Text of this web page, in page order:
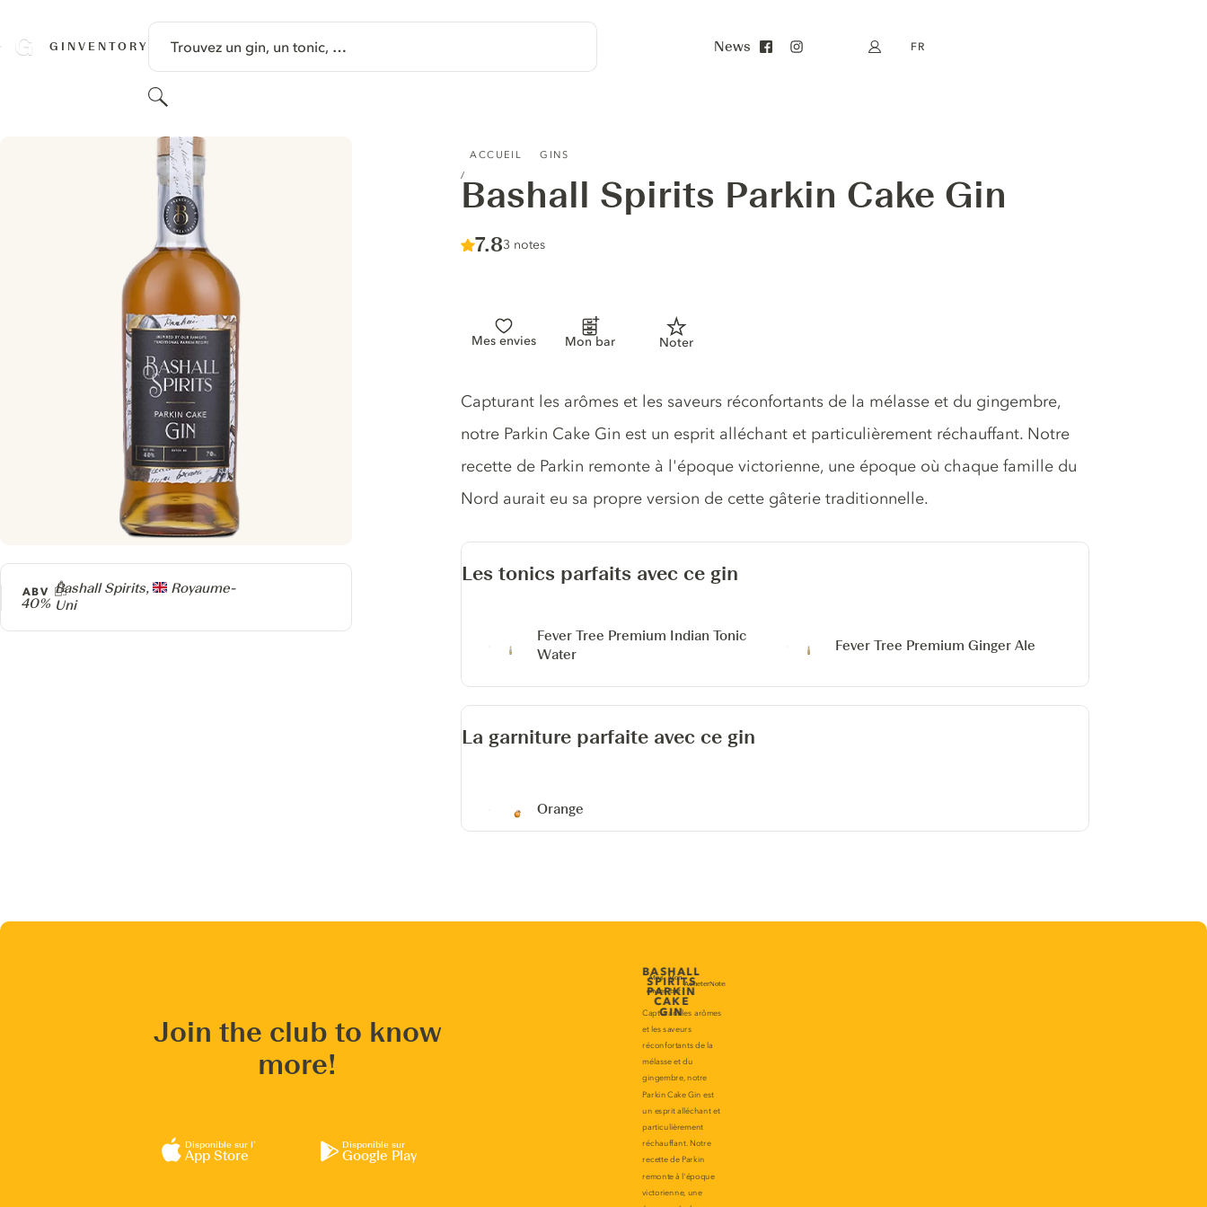
GINVENTORY Trouvez un gin, un tonic, …
Rechercher
News Mon compte
FR
ACCUEIL GINS
Bashall Spirits Parkin Cake Gin
Score :
7.8/ 10
3 notes
Mes envies Mon bar Noter
Producteur
Bashall Spirits,
Royaume-
Uni
ABV
40%
Description du gin
Capturant les arômes et les saveurs réconfortants de la mélasse et du gingembre,
notre Parkin Cake Gin est un esprit alléchant et particulièrement réchauffant. Notre
recette de Parkin remonte à l'époque victorienne, une époque où chaque famille du
Nord aurait eu sa propre version de cette gâterie traditionnelle.
Les tonics parfaits avec ce gin
Fever Tree Premium Indian Tonic
Water
Fever Tree Premium Ginger Ale
La garniture parfaite avec ce gin
Orange
Join the club to know
more!
Disponible sur l’
App Store
Disponible sur
Google Play